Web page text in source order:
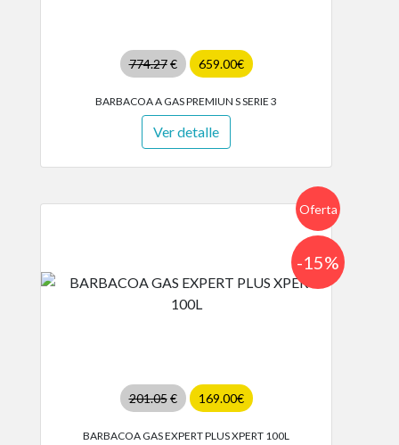
774.27€ 659.00€
BARBACOA A GAS PREMIUN S SERIE 3
Ver detalle
Oferta
201.05€ 169.00€
-15%
BARBACOA GAS EXPERT PLUS XPERT 100L